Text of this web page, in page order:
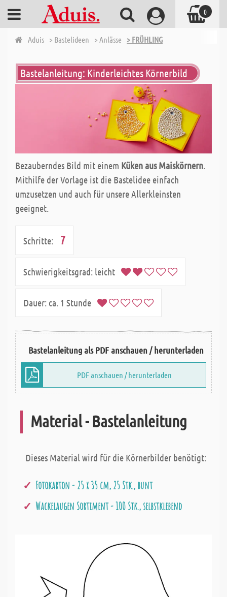
Aduis > Bastelideen > Anlässe > FRÜHLING
Bastelanleitung: Kinderleichtes Körnerbild
Bezauberndes Bild mit einem Küken aus Maiskörnern.
Mithilfe der Vorlage ist die Bastelidee einfach
umzusetzen und auch für unsere Allerkleinsten
geeignet.
Schritte: 7
Schwierigkeitsgrad: leicht
Dauer: ca. 1 Stunde
Bastelanleitung als PDF anschauen / herunterladen
PDF anschauen / herunterladen
Material - Bastelanleitung
Dieses Material wird für die Körnerbilder benötigt:
Fotokarton - 25 x 35 cm, 25 Stk., bunt
Wackelaugen Sortiment - 100 Stk., selbstklebend
0